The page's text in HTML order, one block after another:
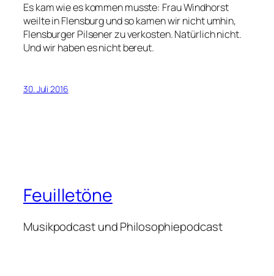
Es kam wie es kommen musste: Frau Windhorst
weilte in Flensburg und so kamen wir nicht umhin,
Flensburger Pilsener zu verkosten. Natürlich nicht.
Und wir haben es nicht bereut.
30. Juli 2016
Feuilletöne
Musikpodcast und Philosophiepodcast